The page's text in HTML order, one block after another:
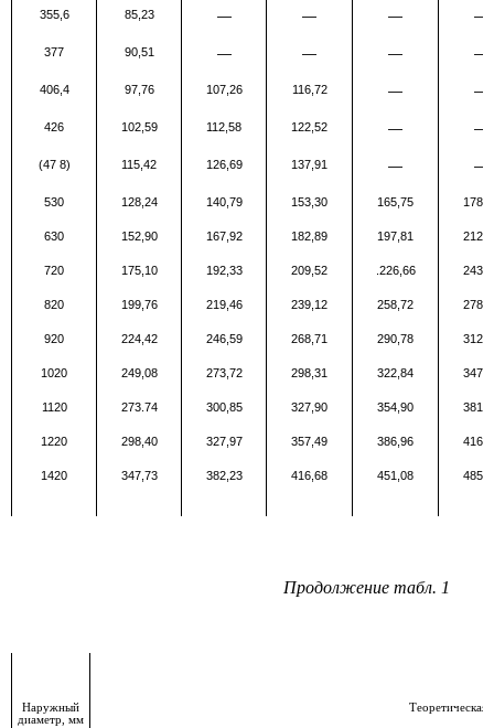
355,6 85,23 — — — —
377 90,51 — — — —
406,4 97,76 107,26 116,72 — —
426 102,59 112,58 122,52 — —
(478) 115,42 126,69 137,91 — —
530 128,24 140,79 153,30 165,75
630 152,90 167,92 182,89 197,81
720 175,10 192,33 209,52 .226,66
820 199,76 219,46 239,12 258,72
920 224,42 246,59 268,71 290,78
1020 249,08 273,72 298,31 322,84
1120 273.74 300,85 327,90 354,90
1220 298,40 327,97 357,49 386,96
1420 347,73 382,23 416,68 451,08
Продолжение табл. 1
Наружный
диаметр, мм
Теоретическая